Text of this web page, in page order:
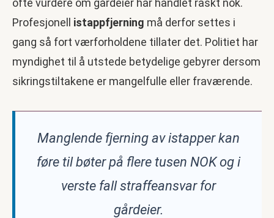
ofte vurdere om gårdeier har handlet raskt nok.
Profesjonell istappfjerning må derfor settes i
gang så fort værforholdene tillater det. Politiet har
myndighet til å utstede betydelige gebyrer dersom
sikringstiltakene er mangelfulle eller fraværende.
Manglende fjerning av istapper kan
føre til bøter på flere tusen NOK og i
verste fall straffeansvar for
gårdeier.